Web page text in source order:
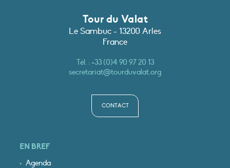
Tour du Valat
Le Sambuc - 13200 Arles
France
Tél. :+33 (0)4 90 97 20 13
secretariat@tourduvalat.org
CONTACT
EN BREF
Agenda